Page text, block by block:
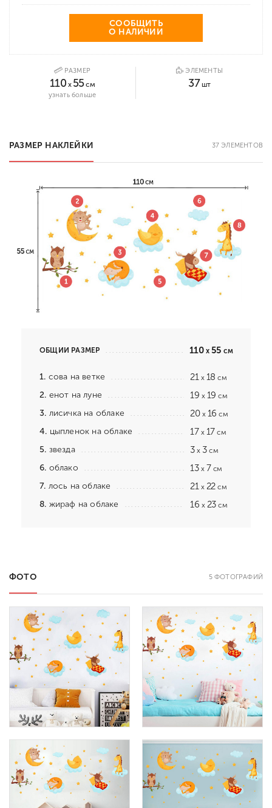
СООБЩИТЬ
О НАЛИЧИИ
РАЗМЕР
110 x 55см
узнать больше
ЭЛЕМЕНТЫ
37шт
РАЗМЕР НАКЛЕЙКИ 37 ЭЛЕМЕНТОВ
ОБЩИЙ РАЗМЕР 110 x55 см
1. сова на ветке 21 x 18 см
2. енот на луне 19 x 19 см
3. лисичка на облаке 20 x 16 см
4. цыпленок на облаке 17 x 17 см
5. звезда 3 x 3 см
6. облако 13 x 7 см
7. лось на облаке 21 x 22 см
8. жираф на облаке 16 x 23 см
ФОТО 5 ФОТОГРАФИЙ